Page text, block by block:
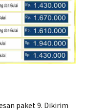
paket 9. Dikirim